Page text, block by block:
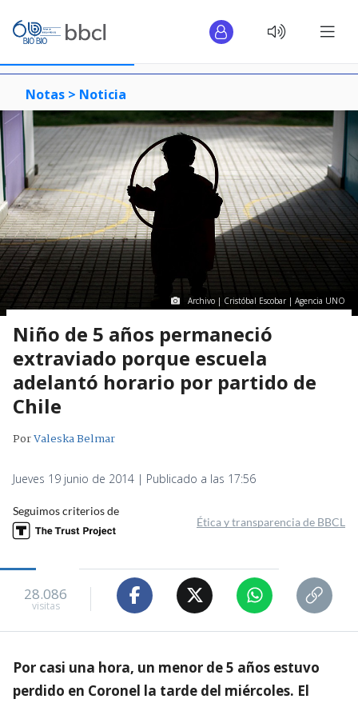
Notas > Noticia
Archivo | Cristóbal Escobar | Agencia UNO
Niño de 5 años permaneció
extraviado porque escuela
adelantó horario por partido de
Chile
PorValeska Belmar
Jueves 19 junio de 2014 | Publicado a las 17:56
Seguimos criterios de
Ética y transparencia de BBCL
28.086
visitas
Por casi una hora, un menor de 5 años estuvo
perdido en Coronel la tarde del miércoles. El